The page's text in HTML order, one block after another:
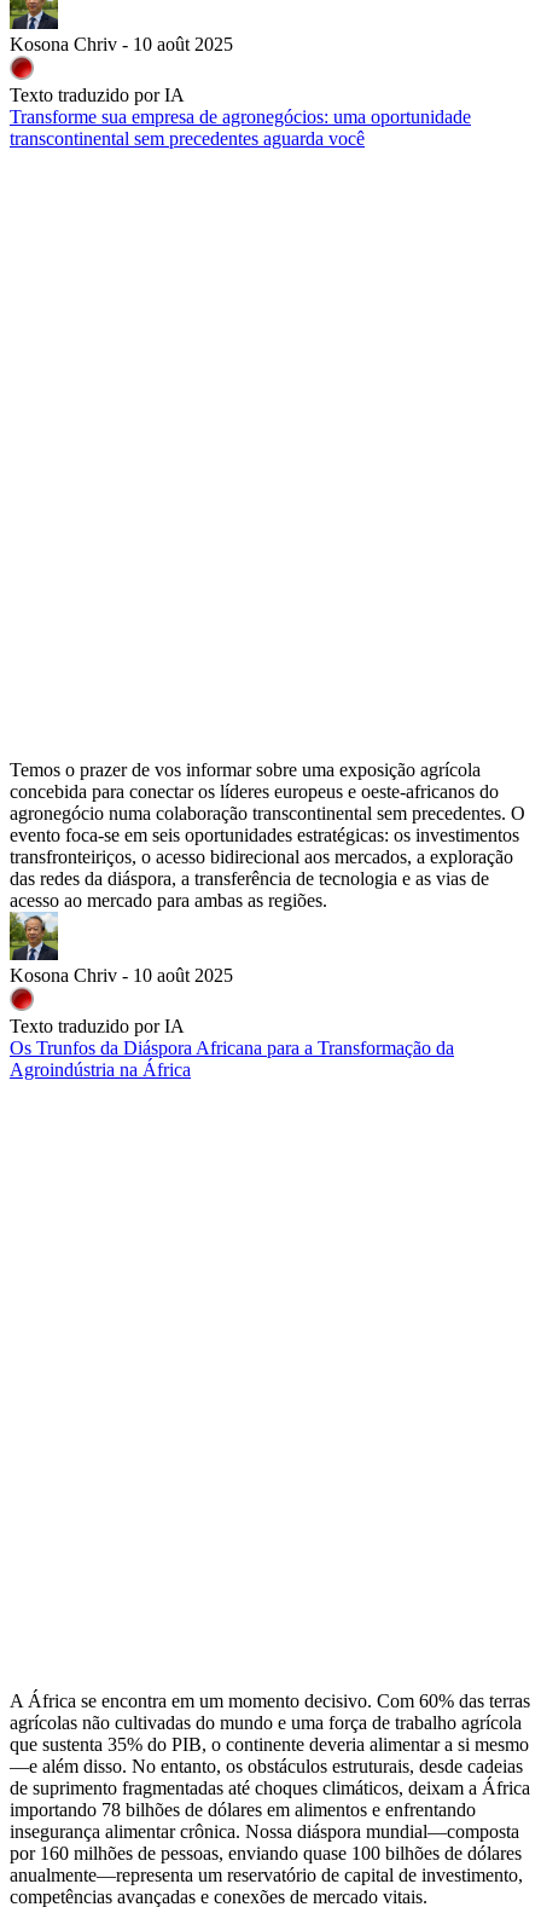
Kosona Chriv - 10 août 2025
Texto traduzido por IA
Transforme sua empresa de agronegócios: uma oportunidade
transcontinental sem precedentes aguarda você
Temos o prazer de vos informar sobre uma exposição agrícola
concebida para conectar os líderes europeus e oeste-africanos do
agronegócio numa colaboração transcontinental sem precedentes. O
evento foca-se em seis oportunidades estratégicas: os investimentos
transfronteiriços, o acesso bidirecional aos mercados, a exploração
das redes da diáspora, a transferência de tecnologia e as vias de
acesso ao mercado para ambas as regiões.
Kosona Chriv - 10 août 2025
Texto traduzido por IA
Os Trunfos da Diáspora Africana para a Transformação da
Agroindústria na África
A África se encontra em um momento decisivo. Com 60% das terras
agrícolas não cultivadas do mundo e uma força de trabalho agrícola
que sustenta 35% do PIB, o continente deveria alimentar a si mesmo
—e além disso. No entanto, os obstáculos estruturais, desde cadeias
de suprimento fragmentadas até choques climáticos, deixam a África
importando 78 bilhões de dólares em alimentos e enfrentando
insegurança alimentar crônica. Nossa diáspora mundial—composta
por 160 milhões de pessoas, enviando quase 100 bilhões de dólares
anualmente—representa um reservatório de capital de investimento,
competências avançadas e conexões de mercado vitais.